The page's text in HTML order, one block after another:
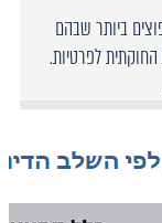
ביותר שבהם
לפרטיות.